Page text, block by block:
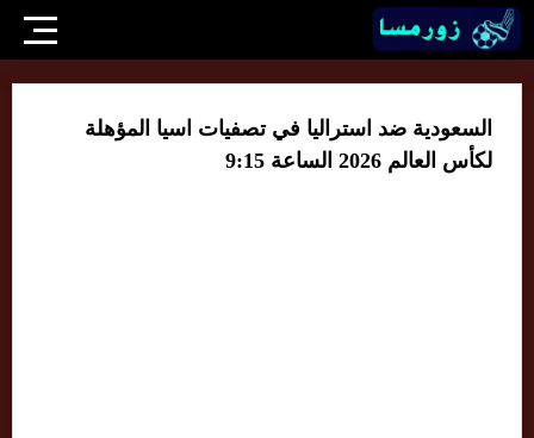
السعودية ضد استراليا في تصفيات اسيا المؤهلة
لكأس العالم 2026 الساعة 9:15